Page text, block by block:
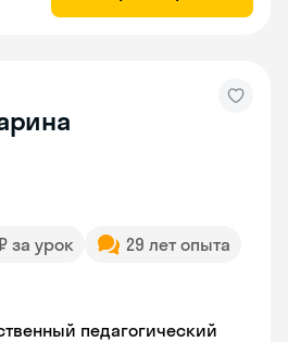
за урок
29 лет опыта
педагогический